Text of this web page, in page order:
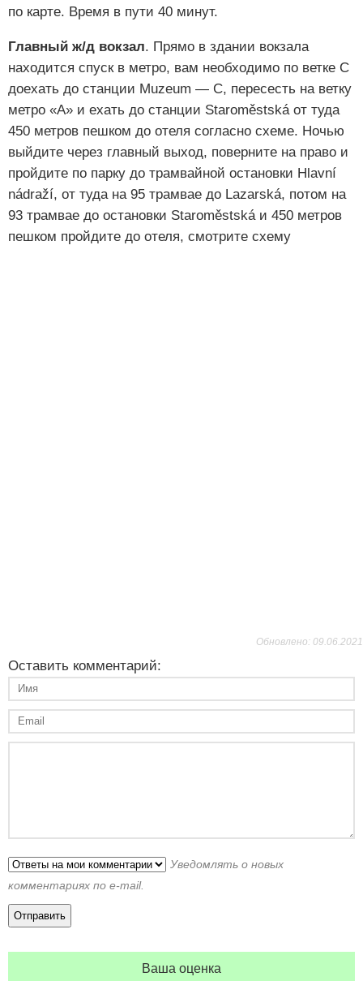
по карте. Время в пути 40 минут.
Главный ж/д вокзал. Прямо в здании вокзала
находится спуск в метро, вам необходимо по ветке С
доехать до станции Muzeum — C, пересесть на ветку
метро «А» и ехать до станции Staroměstská от туда
450 метров пешком до отеля согласно схеме. Ночью
выйдите через главный выход, поверните на право и
пройдите по парку до трамвайной остановки Hlavní
nádraží, от туда на 95 трамвае до Lazarská, потом на
93 трамвае до остановки Staroměstská и 450 метров
пешком пройдите до отеля, смотрите схему
Обновлено: 09.06.2021
Оставить комментарий:
Уведомлять о новых
комментариях по e-mail.
Ваша оценка